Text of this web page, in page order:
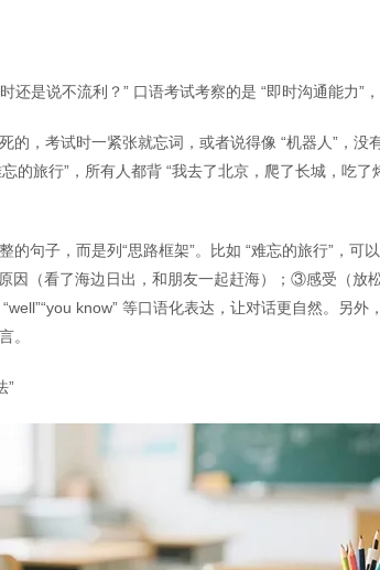
还是说不流利？” 口语考试考察的是 “即时沟通能力”
的，考试时一紧张就忘词，或者说得像 “机器人”，没
旅行”，所有人都背 “我去了北京，爬了长城，吃了
的句子，而是列“思路框架”。比如 “难忘的旅行”，
因（看了海边日出，和朋友一起赶海）；③感受（放
know” 等口语化表达，让对话更自然。另
。
”